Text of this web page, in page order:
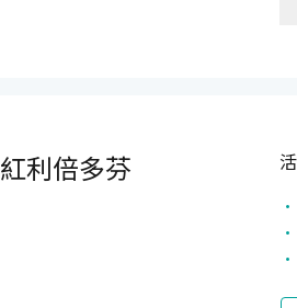
紅利倍多芬